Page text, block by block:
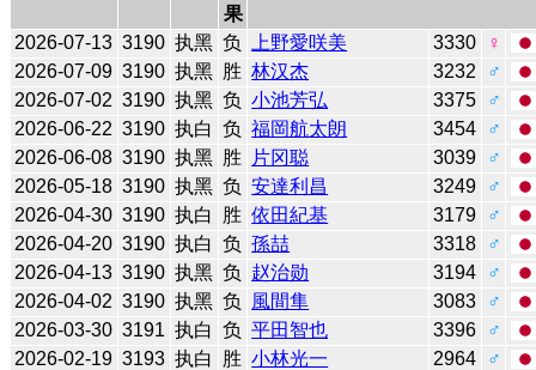
果
2026-07-13 3190 执黑 负 上野愛咲美 3330
♀
2026-07-09 3190 执黑 胜 林汉杰 3232
♂
2026-07-02 3190 执黑 负 小池芳弘 3375
♂
2026-06-22 3190 执白 负 福岡航太朗 3454
♂
2026-06-08 3190 执黑 胜 片冈聪 3039
♂
2026-05-18 3190 执黑 负 安達利昌 3249
♂
2026-04-30 3190 执白 胜 依田紀基 3179
♂
2026-04-20 3190 执白 负 孫喆 3318
♂
2026-04-13 3190 执黑 负 赵治勋 3194
♂
2026-04-02 3190 执黑 负 風間隼 3083
♂
2026-03-30 3191 执白 负 平田智也 3396
♂
2026-02-19 3193 执白 胜 小林光一 2964
♂